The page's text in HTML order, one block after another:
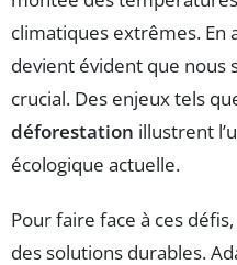
climatiques extrêmes. En
devient évident que nous
crucial. Des enjeux tels
déforestation illustrent
écologique actuelle.
Pour faire face à ces
des solutions durables.